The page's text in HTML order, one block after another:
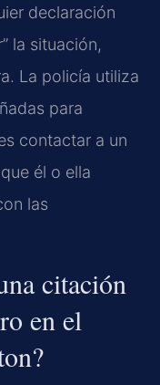
declaración
la situación,
La policía utiliza
para
contactar a un
él o ella
las
citación
en el